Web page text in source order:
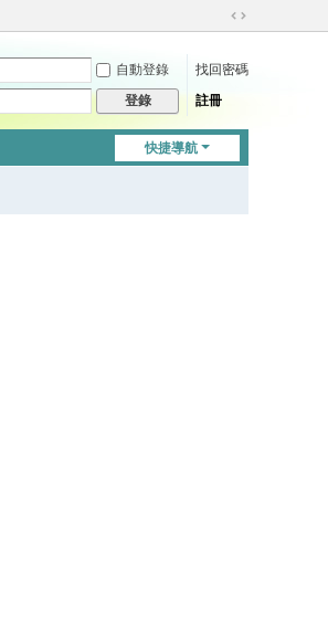
切
到
自動登錄
找回密碼
登錄 註冊
快捷導航